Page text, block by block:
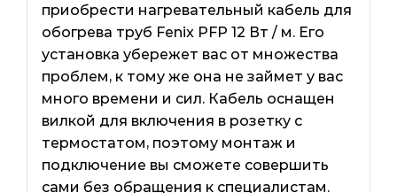
приобрести нагревательный кабель для
обогрева труб Fenix ​​PFP 12 Вт / м. Его
установка убережет вас от множества
проблем, к тому же она не займет у вас
много времени и сил. Кабель оснащен
вилкой для включения в розетку с
термостатом, поэтому монтаж и
подключение вы сможете совершить
сами без обращения к специалистам.